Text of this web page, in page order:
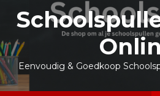
inhoud
Eenvoudig & Goedkoop